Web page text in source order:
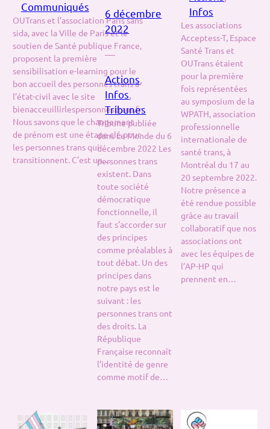
Communiqués
OUTrans et l’association Paris sans
sida, avec la Ville de Paris et le
soutien de Santé publique France,
proposent la première
sensibilisation e-learning pour le
bon accueil des personnes trans à
l’état-civil avec le site
bienacceuillirlespersonnestrans.fr.
Nous savons que le changement
de prénom est une étape clé pour
les personnes trans qui
transitionnent. C’est un…
6 décembre
2022
—
Actions
Infos
Tribunes
Tribune publiée
dans Le Monde du 6
décembre 2022 Les
personnes trans
existent. Dans
toute société
démocratique
fonctionnelle, il
faut s’accorder sur
des principes
comme préalables à
tout débat. Un des
principes dans
notre pays est le
suivant : les
personnes trans ont
des droits. La
République
Française reconnaît
l’identité de genre
comme motif de…
Infos
Les associations
Acceptess-T, Espace
Santé Trans et
OUTrans étaient
pour la première
fois représentées
au symposium de la
WPATH, association
professionnelle
internationale de
santé trans, à
Montréal du 17 au
20 septembre 2022.
Notre présence a
été rendue possible
grâce au travail
collaboratif que nos
associations ont
avec les équipes de
l’AP-HP qui
prennent en…